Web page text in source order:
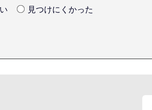
見つけにくかった